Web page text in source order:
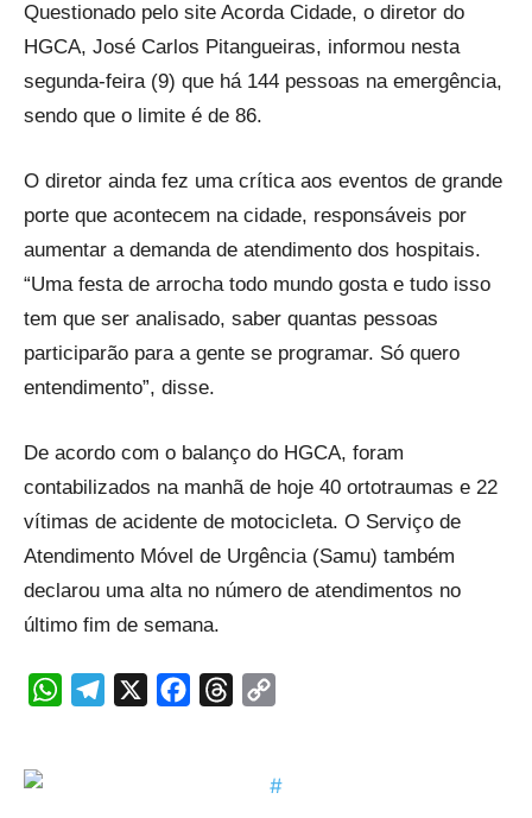
Questionado pelo site Acorda Cidade, o diretor do
HGCA, José Carlos Pitangueiras, informou nesta
segunda-feira (9) que há 144 pessoas na emergência,
sendo que o limite é de 86.
O diretor ainda fez uma crítica aos eventos de grande
porte que acontecem na cidade, responsáveis por
aumentar a demanda de atendimento dos hospitais.
“Uma festa de arrocha todo mundo gosta e tudo isso
tem que ser analisado, saber quantas pessoas
participarão para a gente se programar. Só quero
entendimento”, disse.
De acordo com o balanço do HGCA, foram
contabilizados na manhã de hoje 40 ortotraumas e 22
vítimas de acidente de motocicleta. O Serviço de
Atendimento Móvel de Urgência (Samu) também
declarou uma alta no número de atendimentos no
último fim de semana.
WhatsAppTelegram FacebookThreads